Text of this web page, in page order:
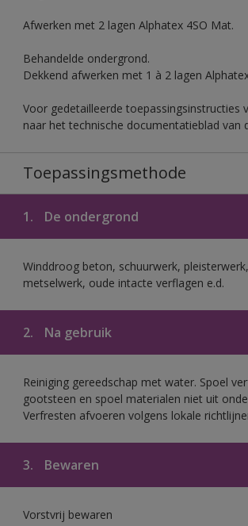
Afwerken met 2 lagen Alphatex 4SO Mat.
Behandelde ondergrond.
Dekkend afwerken met 1 à 2 lagen
Voor gedetailleerde toepassingsinstructies
naar het technische documentatieblad van
Toepassingsmethode
1. De ondergrond
Winddroog beton, schuurwerk, pleisterwerk,
metselwerk, oude intacte verflagen e.d.
2. Na gebruik
Reiniging gereedschap met water. Spoel
gootsteen en spoel materialen niet uit
Verfresten afvoeren volgens lokale
3. Bewaren
Vorstvrij bewaren